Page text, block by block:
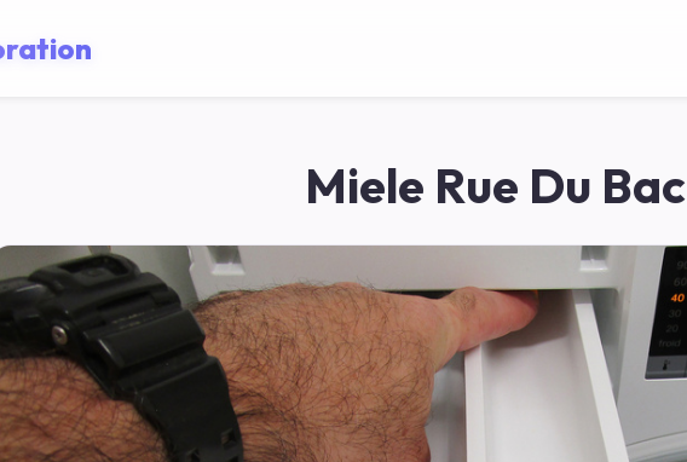
Miele Rue Du Bac